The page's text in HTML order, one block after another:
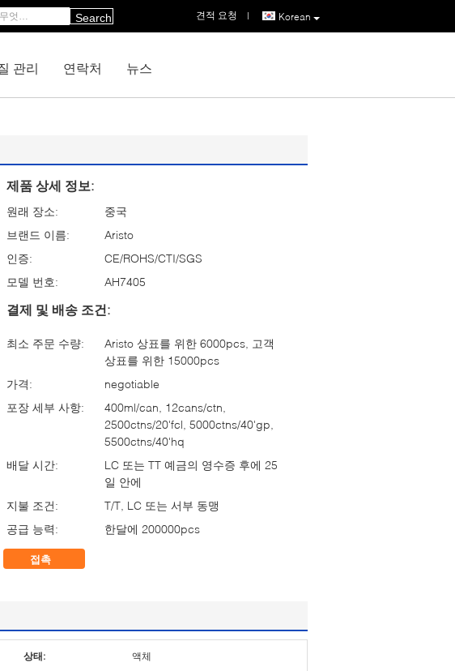
Korean
견적 요청 |
Search
관리 연락처 뉴스
제품 상세 정보:
원래 장소:
중국
브랜드 이름:
Aristo
인증:
CE/ROHS/CTI/SGS
모델 번호:
AH7405
결제 및 배송 조건:
최소 주문 수량:
Aristo 상표를 위한 6000pcs, 고객
상표를 위한 15000pcs
가격:
negotiable
포장 세부 사항:
400ml/can, 12cans/ctn,
2500ctns/20'fcl, 5000ctns/40'gp,
5500ctns/40'hq
배달 시간:
LC 또는 TT 예금의 영수증 후에 25
일 안에
지불 조건:
T/T, LC 또는 서부 동맹
공급 능력:
한달에 200000pcs
접촉
상태: 액체